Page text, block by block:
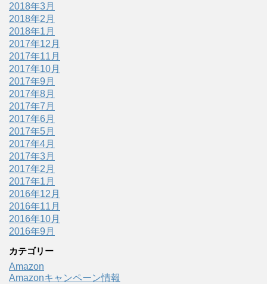
2018年3月
2018年2月
2018年1月
2017年12月
2017年11月
2017年10月
2017年9月
2017年8月
2017年7月
2017年6月
2017年5月
2017年4月
2017年3月
2017年2月
2017年1月
2016年12月
2016年11月
2016年10月
2016年9月
カテゴリー
Amazon
Amazonキャンペーン情報